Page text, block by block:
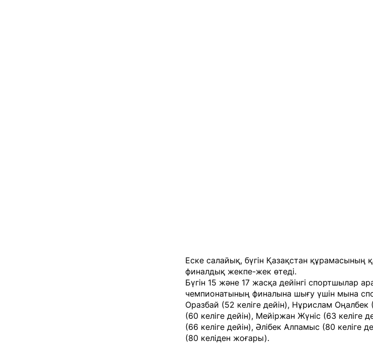
Еске салайық, бүгін Қазақстан
финалдық жекпе-жек өтеді.
Бүгін 15 және 17 жасқа дейінгі спортшылар
чемпионатының финалына шығу үшін мына
Оразбай (52 келіге дейін), Нұрислам Оңалбек
(60 келіге дейін), Мейіржан Жүніс (63 келіге
(66 келіге дейін), Әлібек Алпамыс (80
(80 келіден жоғары).